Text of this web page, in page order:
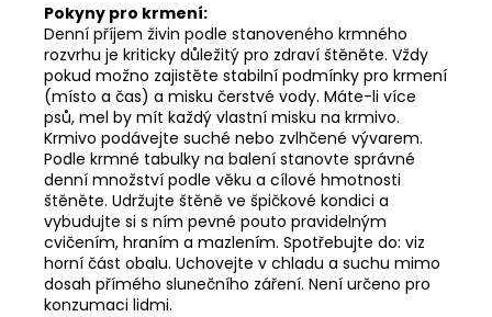
Pokyny pro krmení:
Denní příjem živin podle stanoveného krmného
rozvrhu je kriticky důležitý pro zdraví štěněte. Vždy
pokud možno zajistěte stabilní podmínky pro krmení
(místo a čas) a misku čerstvé vody. Máte-li více
psů, mel by mít každý vlastní misku na krmivo.
Krmivo podávejte suché nebo zvlhčené vývarem.
Podle krmné tabulky na balení stanovte správné
denní množství podle věku a cílové hmotnosti
štěněte. Udržujte štěně ve špičkové kondici a
vybudujte si s ním pevné pouto pravidelným
cvičením, hraním a mazlením. Spotřebujte do: viz
horní část obalu. Uchovejte v chladu a suchu mimo
dosah přímého slunečního záření. Není určeno pro
konzumaci lidmi.